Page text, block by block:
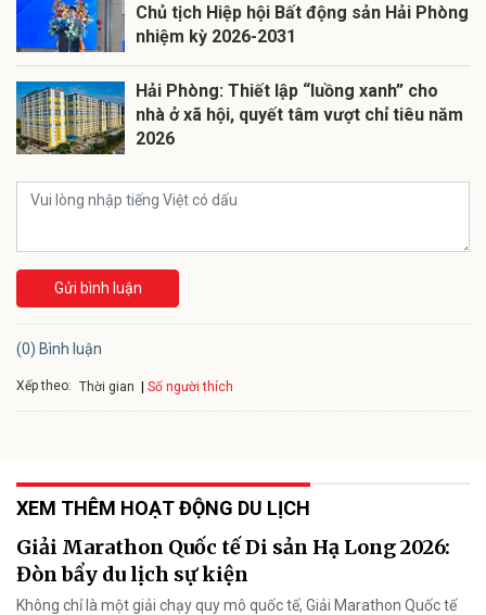
Chủ tịch Hiệp hội Bất động sản Hải Phòng
nhiệm kỳ 2026-2031
Hải Phòng: Thiết lập “luồng xanh” cho
nhà ở xã hội, quyết tâm vượt chỉ tiêu năm
2026
Gửi bình luận
(0) Bình luận
Xếp theo: Thời gian Số người thích
XEM THÊM HOẠT ĐỘNG DU LỊCH
Giải Marathon Quốc tế Di sản Hạ Long 2026:
Đòn bẩy du lịch sự kiện
Không chỉ là một giải chạy quy mô quốc tế, Giải Marathon Quốc tế